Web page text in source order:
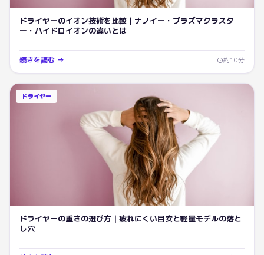
ドライヤーのイオン技術を比較｜ナノイー・プラズマクラスタ
ー・ハイドロイオンの違いとは
続きを読む → 約10分
ドライヤー
ドライヤーの重さの選び方｜疲れにくい目安と軽量モデルの落と
し穴